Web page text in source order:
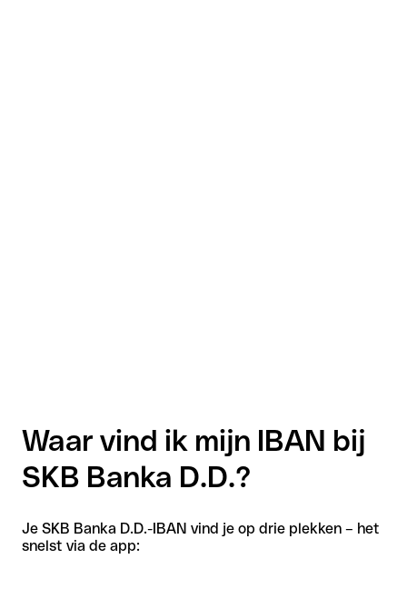
Waar vind ik mijn IBAN bij
SKB Banka D.D.?
Je SKB Banka D.D.-IBAN vind je op drie plekken – het
snelst via de app: